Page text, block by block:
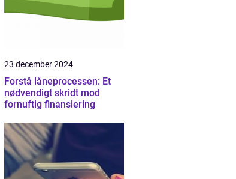
23 december 2024
Forstå låneprocessen: Et
nødvendigt skridt mod
fornuftig finansiering